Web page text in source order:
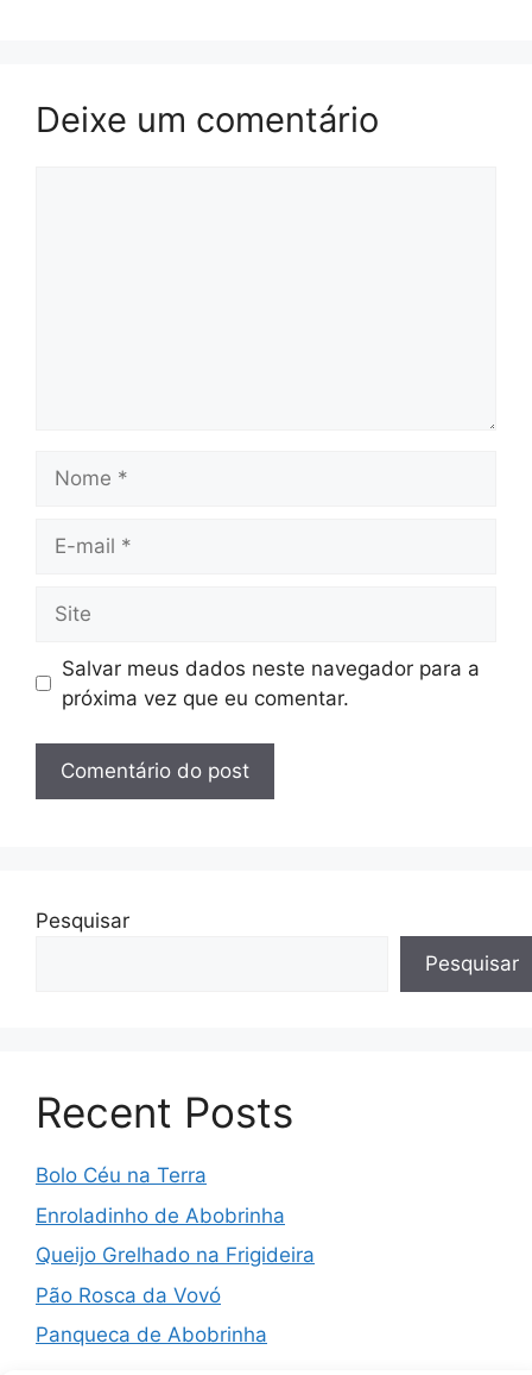
Deixe um comentário
mail
Salvar meus dados neste navegador para a
próxima vez que eu comentar.
Pesquisar
Pesquisar
Recent Posts
Bolo Céu na Terra
Enroladinho de Abobrinha
Queijo Grelhado na Frigideira
Pão Rosca da Vovó
Panqueca de Abobrinha